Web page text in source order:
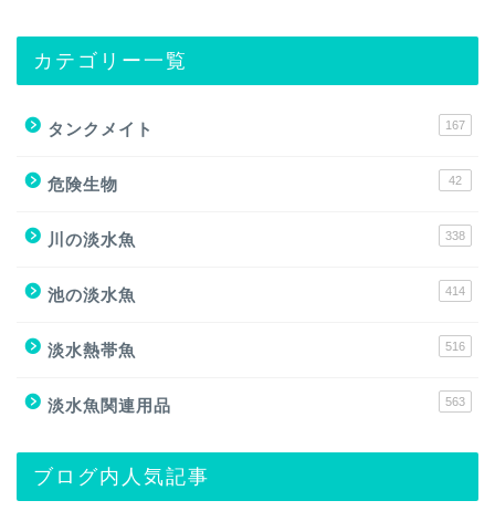
カテゴリー一覧
タンクメイト 167
危険生物 42
川の淡水魚 338
池の淡水魚 414
淡水熱帯魚 516
淡水魚関連用品 563
ブログ内人気記事